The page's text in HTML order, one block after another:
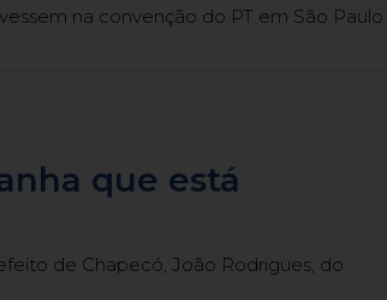
na convenção do PT em São Paulo.
que está
de Chapecó, João Rodrigues, do